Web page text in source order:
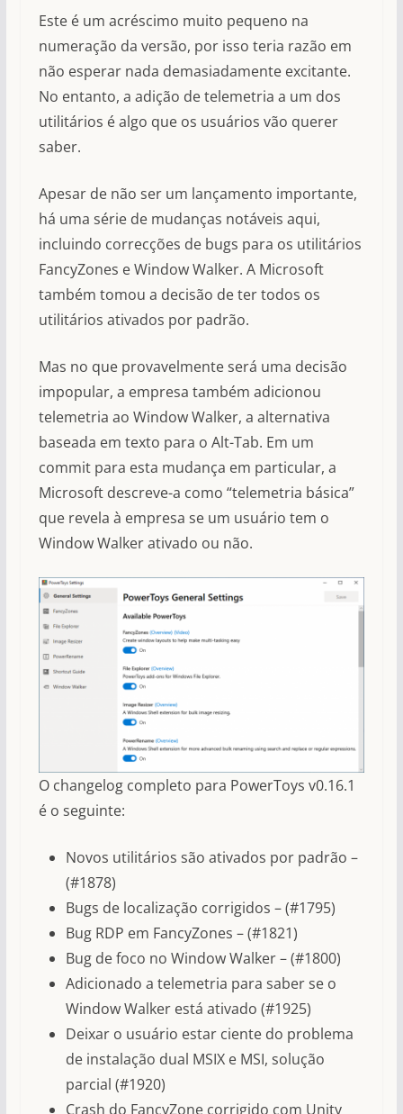
Este é um acréscimo muito pequeno na
numeração da versão, por isso teria razão em
não esperar nada demasiadamente excitante.
No entanto, a adição de telemetria a um dos
utilitários é algo que os usuários vão querer
saber.
Apesar de não ser um lançamento importante,
há uma série de mudanças notáveis aqui,
incluindo correcções de bugs para os utilitários
FancyZones e Window Walker. A Microsoft
também tomou a decisão de ter todos os
utilitários ativados por padrão.
Mas no que provavelmente será uma decisão
impopular, a empresa também adicionou
telemetria ao Window Walker, a alternativa
baseada em texto para o Alt-Tab. Em um
commit para esta mudança em particular, a
Microsoft descreve-a como “telemetria básica”
que revela à empresa se um usuário tem o
Window Walker ativado ou não.
O changelog completo para PowerToys v0.16.1
é o seguinte:
Novos utilitários são ativados por padrão –
(#1878)
Bugs de localização corrigidos – (#1795)
Bug RDP em FancyZones – (#1821)
Bug de foco no Window Walker – (#1800)
Adicionado a telemetria para saber se o
Window Walker está ativado (#1925)
Deixar o usuário estar ciente do problema
de instalação dual MSIX e MSI, solução
parcial (#1920)
Crash do FancyZone corrigido com Unity